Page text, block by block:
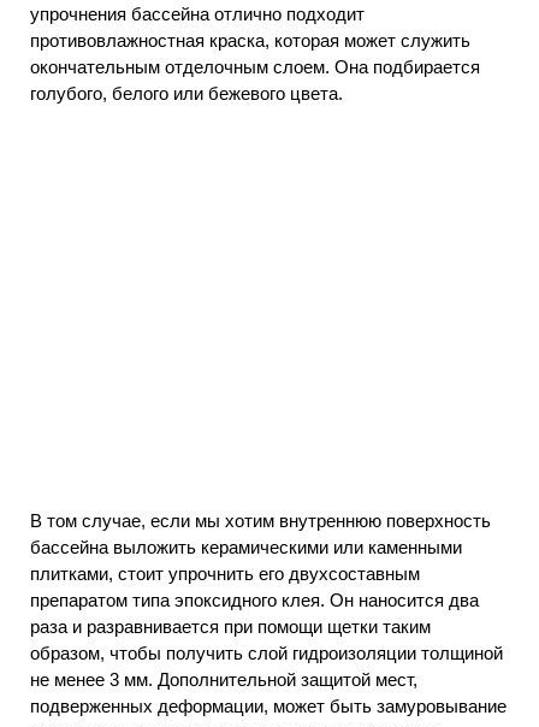
упрочнения бассейна отлично подходит
противовлажностная краска, которая может служить
окончательным отделочным слоем. Она подбирается
голубого, белого или бежевого цвета.
В том случае, если мы хотим внутреннюю поверхность
бассейна выложить керамическими или каменными
плитками, стоит упрочнить его двухсоставным
препаратом типа эпоксидного клея. Он наносится два
раза и разравнивается при помощи щетки таким
образом, чтобы получить слой гидроизоляции толщиной
не менее 3 мм. Дополнительной защитой мест,
подверженных деформации, может быть замуровывание